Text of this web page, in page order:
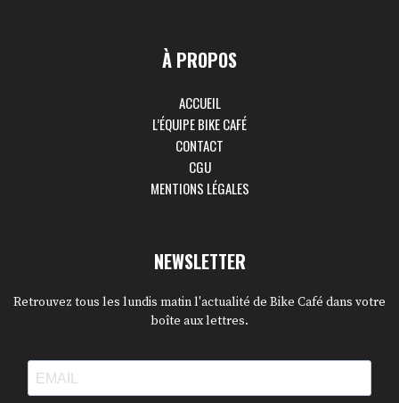
À PROPOS
ACCUEIL
L’ÉQUIPE BIKE CAFÉ
CONTACT
CGU
MENTIONS LÉGALES
NEWSLETTER
Retrouvez tous les lundis matin l'actualité de Bike Café dans votre
boîte aux lettres.